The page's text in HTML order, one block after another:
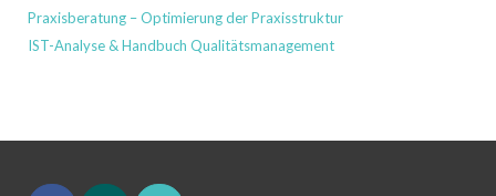
Praxisberatung – Optimierung der Praxisstruktur
IST-Analyse & Handbuch Qualitätsmanagement